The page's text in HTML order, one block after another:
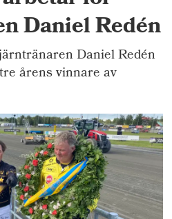
Daniel Redén
Daniel Redén
årens vinnare av